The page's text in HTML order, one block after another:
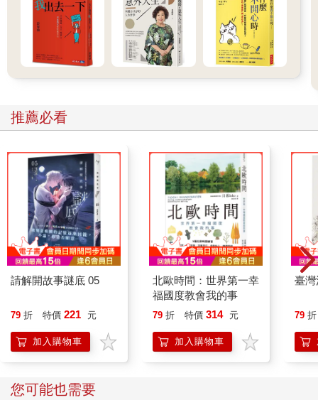
任。他的心中充滿幾乎不可能的希望、死亡或光榮的進攻，以及
最後的立場。
但是快樂的時光維持不了多久，一天傍晚，露西在船尾悠閒地注
視著船過之處在海面上留下的一道波紋，忽然發現西邊的天空聚
集了一大片烏雲，以極快的速度擴大。不久雲層分開，露出黃色
海水也變成黃褐色，像髒汙的帆布。空氣轉冷了，連船隻也走得
很不安穩，彷彿它也意識到危險正緊跟在它後面。船帆一會兒軟
兆，心中暗想莫非有什麼凶兆時，垂尼安已經大聲呼喊：「全員
到甲板集合。」剎那間，人人都變得十分忙碌。艙口以板條固
定，廚房的爐火熄滅，男人都爬到桅杆上把帆收起來。工作還沒
結束，暴風雨就來襲了。露西覺得大海彷彿在他們的船頭前裂開
一個大洞，船隻直衝進去，速度快得驚人。一堵比船桅還高的灰
色水牆，正對著他們排山倒海似地壓下來，眼看著就要沒命了，
但是整艘船卻又被兇猛的海浪拋到最高點，然後在原地打轉。一
波巨浪猛力衝擊甲板，船頭和船尾彷彿兩座孤島，中間隔著凶猛
的大海。水手們爬到桅頂，幾乎和船桁平行躺著，奮力控制船
帆。一根斷掉的繩索在強風中猛烈擺動。
「下去，陛下。」垂尼安大聲咆哮。露西知道不諳航海的人此刻
對船員而言是一大障礙，因此她乖乖地服從。但是要回船艙也不
容易，「黎明行者號」的右舷高高翹起，甲板的傾斜度就像房子
的屋頂，她必須先爬到階梯頂端，扶著欄杆，等候兩名水手爬上
一波大浪淹沒甲板，也淹到她的胸口，她身上的衣服原本就已被
推薦必看
請解開故事謎底 05
79 折 特價 221 元
加入購物車
北歐時間：世界第一幸
福國度教會我的事
79 折 特價 314 元
加入購物車
臺
79 折
您可能也需要